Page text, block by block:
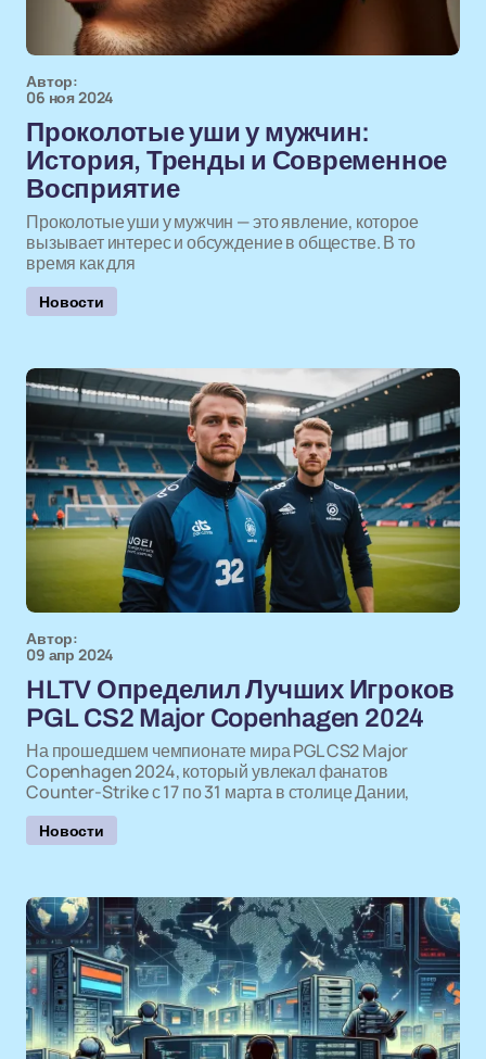
Автор:
06 ноя 2024
Проколотые уши у мужчин:
История, Тренды и Современное
Восприятие
Проколотые уши у мужчин — это явление, которое
вызывает интерес и обсуждение в обществе. В то
время как для
Новости
Автор:
09 апр 2024
HLTV Определил Лучших Игроков
PGL CS2 Major Copenhagen 2024
На прошедшем чемпионате мира PGL CS2 Major
Copenhagen 2024, который увлекал фанатов
Counter-Strike с 17 по 31 марта в столице Дании,
Новости